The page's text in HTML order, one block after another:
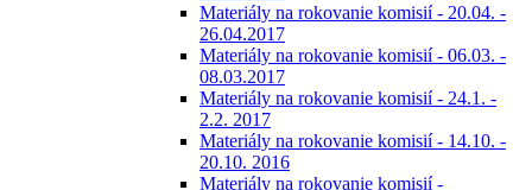
Materiály na rokovanie komisií - 20.04. -
26.04.2017
Materiály na rokovanie komisií - 06.03. -
08.03.2017
Materiály na rokovanie komisií - 24.1. -
2.2. 2017
Materiály na rokovanie komisií - 14.10. -
20.10. 2016
Materiály na rokovanie komisií -